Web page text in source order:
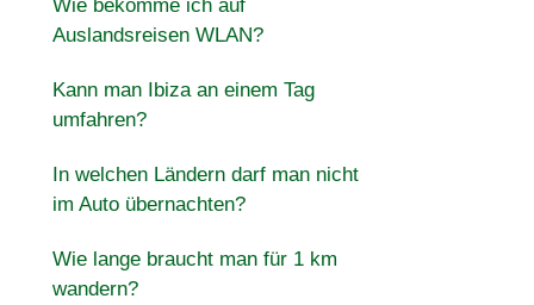
Wie bekomme ich auf
Auslandsreisen WLAN?
Kann man Ibiza an einem Tag
umfahren?
In welchen Ländern darf man nicht
im Auto übernachten?
Wie lange braucht man für 1 km
wandern?